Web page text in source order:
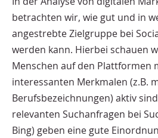
betrachten wir, wie gut und in
angestrebte Zielgruppe bei
werden kann. Hierbei schauen
Menschen auf den Plattformen
interessanten Merkmalen (z.B.
Berufsbezeichnungen) aktiv
relevanten Suchanfragen bei
Bing) geben eine gute